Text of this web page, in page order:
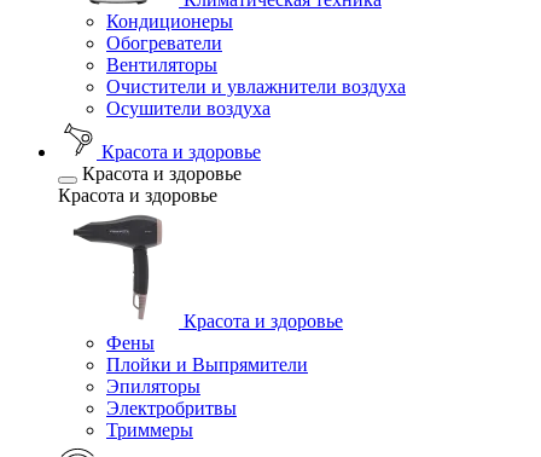
Кондиционеры
Обогреватели
Вентиляторы
Очистители и увлажнители воздуха
Осушители воздуха
Красота и здоровье
Красота и здоровье
Красота и здоровье
Красота и здоровье
Фены
Плойки и Выпрямители
Эпиляторы
Электробритвы
Триммеры